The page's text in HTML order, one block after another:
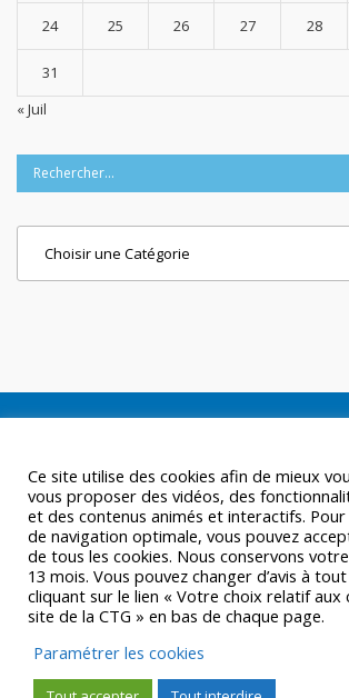
24 25 26 27 28
31
« Juil
Ce site utilise des cookies afin de mieux
vous proposer des vidéos, des
et des contenus animés et interactifs. Pour
de navigation optimale, vous pouvez
de tous les cookies. Nous conservons
13 mois. Vous pouvez changer d’avis à
cliquant sur le lien « Votre choix relatif aux
site de la CTG » en bas de chaque page.
Paramétrer les cookies